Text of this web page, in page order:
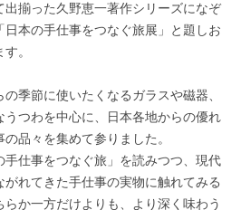
出揃った久野恵一著作シリーズになぞ
日本の手仕事をつなぐ旅展」と題しお
。
の季節に使いたくなるガラスや磁器、
うつわを中心に、日本各地からの優れ
の品々を集めて参りました。
手仕事をつなぐ旅」を読みつつ、現代
がれてきた手仕事の実物に触れてみる
らか一方だけよりも、より深く味わう